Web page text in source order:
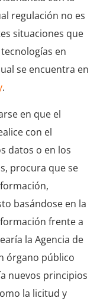
regulación no es
situaciones que
en
se encuentra en
.
en que el
con el
datos o en los
procura que se
basándose en la
frente a
la Agencia de
órgano público
nuevos principios
la licitud y